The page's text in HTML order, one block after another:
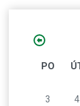
PO
3
4